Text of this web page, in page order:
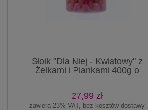
Słoik "Dla Niej - Kwiatowy" z
Żelkami i Piankami 400g o
27,99 zł
zawiera 23% VAT, bez kosztów dostawy